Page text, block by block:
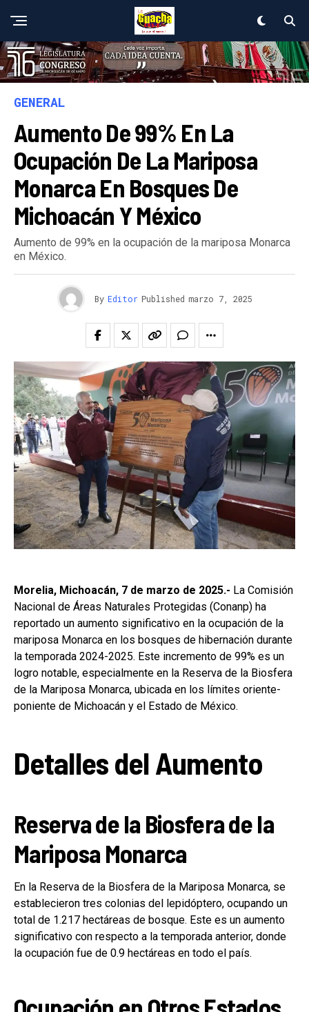
GENERAL
Aumento De 99% En La
Ocupación De La Mariposa
Monarca En Bosques De
Michoacán Y México
Aumento de 99% en la ocupación de la mariposa Monarca
en México.
By Editor Published marzo 7, 2025
Morelia, Michoacán, 7 de marzo de 2025.- La Comisión
Nacional de Áreas Naturales Protegidas (Conanp) ha
reportado un aumento significativo en la ocupación de la
mariposa Monarca en los bosques de hibernación durante
la temporada 2024-2025. Este incremento de 99% es un
logro notable, especialmente en la Reserva de la Biosfera
de la Mariposa Monarca, ubicada en los límites oriente-
poniente de Michoacán y el Estado de México.
Detalles del Aumento
Reserva de la Biosfera de la
Mariposa Monarca
En la Reserva de la Biosfera de la Mariposa Monarca, se
establecieron tres colonias del lepidóptero, ocupando un
total de 1.217 hectáreas de bosque. Este es un aumento
significativo con respecto a la temporada anterior, donde
la ocupación fue de 0.9 hectáreas en todo el país.